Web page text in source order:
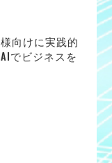
向けに実践的
でビジネスを